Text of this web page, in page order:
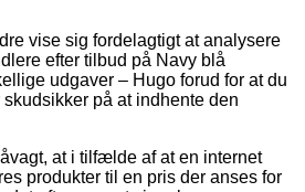
vise sig fordelagtigt at analysere
efter tilbud på Navy blå
udgaver – Hugo forud for at du
på at indhente den
at i tilfælde af at en internet
produkter til en pris der anses for